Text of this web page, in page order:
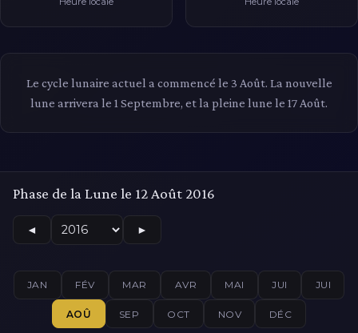
Le cycle lunaire actuel a commencé le 3 Août. La nouvelle
lune arrivera le 1 Septembre, et la pleine lune le 17 Août.
Phase de la Lune le 12 Août 2016
◄ ►
JAN FÉV MAR AVR MAI JUI JUI
AOÛ SEP OCT NOV DÉC